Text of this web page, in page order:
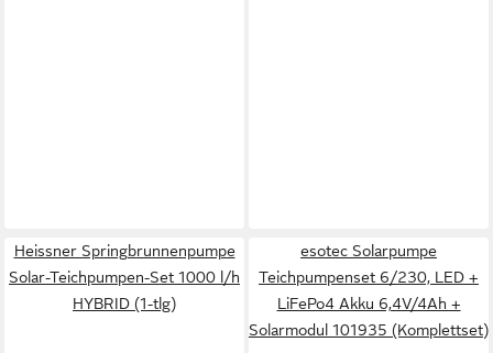
Heissner Springbrunnenpumpe
Solar-Teichpumpen-Set 1000 l/h
HYBRID (1-tlg)
esotec Solarpumpe
Teichpumpenset 6/230, LED +
LiFePo4 Akku 6,4V/4Ah +
Solarmodul 101935 (Komplettset)